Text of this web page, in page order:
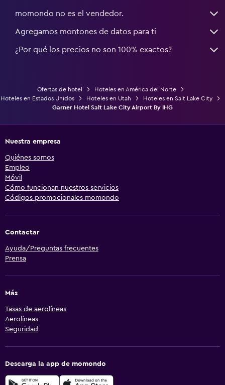
momondo no es el vendedor.
Agregamos montones de datos para ti
¿Por qué los precios no son 100% exactos?
Ofertas de hotel
Hoteles en América del Norte
Hoteles en Estados Unidos
Hoteles en Utah
Hoteles en Salt Lake City
Garner Hotel Salt Lake City Airport By IHG
Nuestra empresa
Quiénes somos
Empleo
Móvil
Cómo funcionan nuestros servicios
Códigos promocionales momondo
Contactar
Ayuda/Preguntas frecuentes
Prensa
Más
Tasas de aerolíneas
Aerolíneas
Seguridad
Descarga la app de momondo